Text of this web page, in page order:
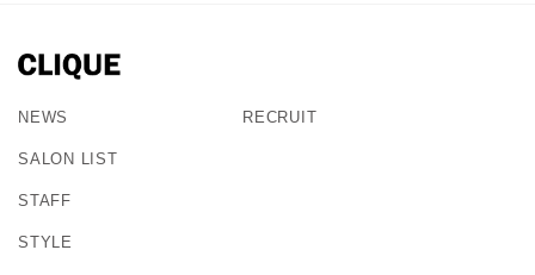
NEWS
SALON LIST
STAFF
STYLE
RECRUIT